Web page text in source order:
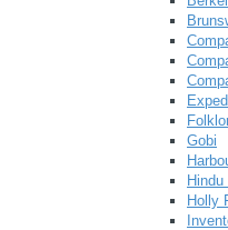
Gobi
Holly